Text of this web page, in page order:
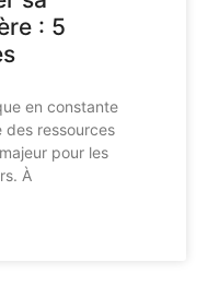
: 5
en constante
des ressources
pour les
À